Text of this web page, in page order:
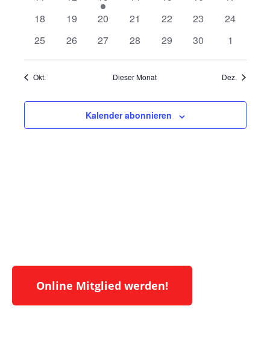
Veranstaltungen
Veranstaltungen
Veranstaltung
0
18
0
19
0
20
0
21
0
22
0
23
0
24
0
25
0
26
0
27
0
28
0
29
0
30
0
1
Okt. Dieser Monat Dez.
Kalender abonnieren
Online Mitglied werden!